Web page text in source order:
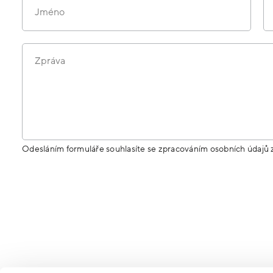
Jméno
Zpráva
Odesláním formuláře souhlasíte se zpracováním osobních údajů